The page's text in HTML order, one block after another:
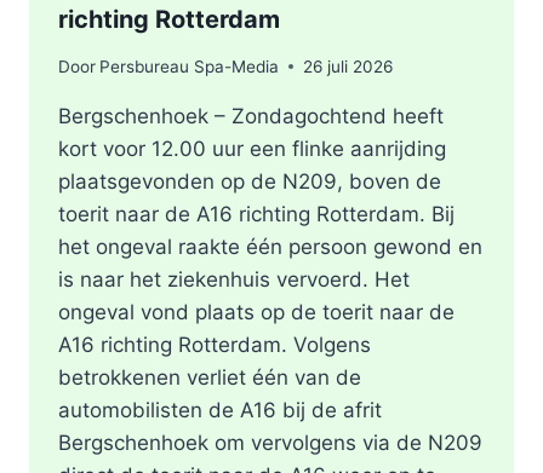
richting Rotterdam
Door Persbureau Spa-Media 26 juli 2026
Bergschenhoek – Zondagochtend heeft
kort voor 12.00 uur een flinke aanrijding
plaatsgevonden op de N209, boven de
toerit naar de A16 richting Rotterdam. Bij
het ongeval raakte één persoon gewond en
is naar het ziekenhuis vervoerd. Het
ongeval vond plaats op de toerit naar de
A16 richting Rotterdam. Volgens
betrokkenen verliet één van de
automobilisten de A16 bij de afrit
Bergschenhoek om vervolgens via de N209